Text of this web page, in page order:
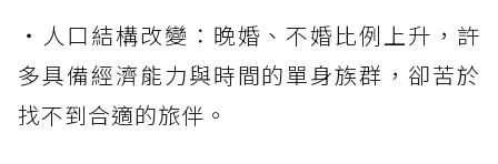
・人口結構改變：晚婚、不婚比例上升，許
多具備經濟能力與時間的單身族群，卻苦於
找不到合適的旅伴。